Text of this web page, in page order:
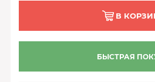
В
БЫСТРАЯ